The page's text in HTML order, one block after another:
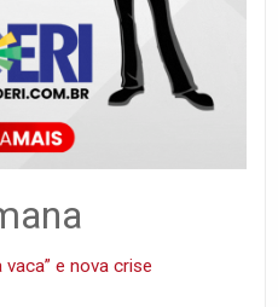
e nova crise